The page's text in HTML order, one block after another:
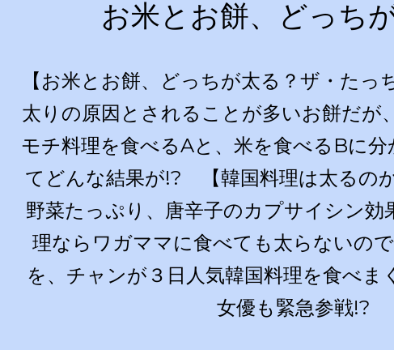
お米とお餅、どっち
【お米とお餅、どっちが太る？ザ・たっ
太りの原因とされることが多いお餅だが
モチ料理を食べるAと、米を食べるBに
てどんな結果が!? 【韓国料理は太るの
野菜たっぷり、唐辛子のカプサイシン効
理ならワガママに食べても太らないの
を、チャンが３日人気韓国料理を食べま
女優も緊急参戦!?